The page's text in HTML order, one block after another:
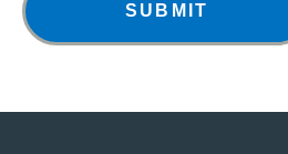
SUBMIT